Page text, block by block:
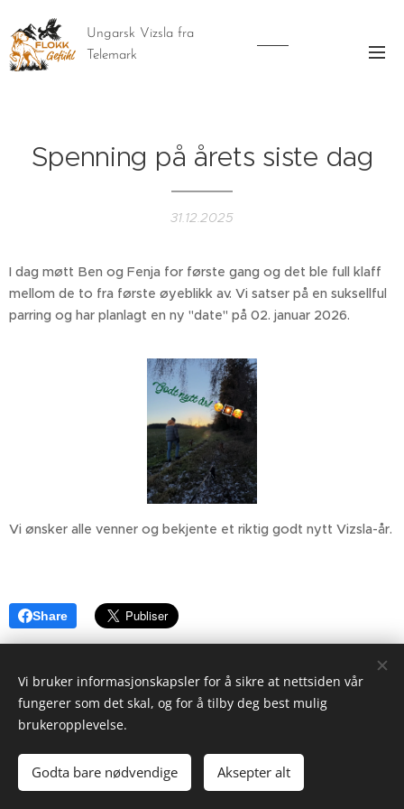
Ungarsk Vizsla fra
Telemark
Spenning på årets siste dag
31.12.2025
I dag møtt Ben og Fenja for første gang og det ble full klaff
mellom de to fra første øyeblikk av. Vi satser på en suksellful
parring og har planlagt en ny "date" på 02. januar 2026.
Vi ønsker alle venner og bekjente et riktig godt nytt Vizsla-år.
Share
Informasjonskapsler
Vi bruker informasjonskapsler for å sikre at nettsiden vår
fungerer som det skal, og for å tilby deg best mulig
brukeropplevelse.
Godta bare nødvendige Aksepter alt